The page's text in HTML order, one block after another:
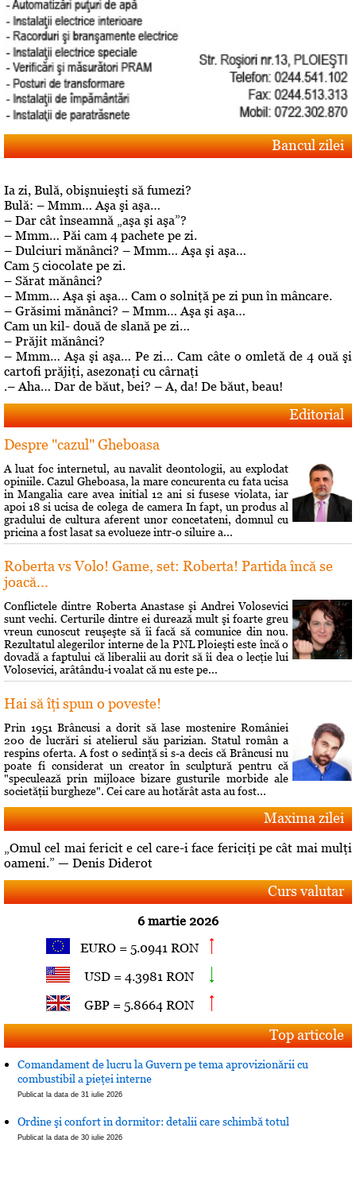
Bancul zilei
Ia zi, Bulă, obişnuieşti să fumezi?
Bulă: – Mmm… Aşa şi aşa…
– Dar cât înseamnă „aşa şi aşa”?
– Mmm… Păi cam 4 pachete pe zi.
– Dulciuri mănânci? – Mmm… Aşa şi aşa…
Cam 5 ciocolate pe zi.
– Sărat mănânci?
– Mmm… Aşa şi aşa… Cam o solniţă pe zi pun în mâncare.
– Grăsimi mănânci? – Mmm… Aşa şi aşa…
Cam un kil- două de slană pe zi…
– Prăjit mănânci?
– Mmm… Aşa şi aşa… Pe zi… Cam câte o omletă de 4 ouă şi
cartofi prăjiţi, asezonaţi cu cârnaţi
.– Aha… Dar de băut, bei? – A, da! De băut, beau!
Editorial
Despre "cazul" Gheboasa
A luat foc internetul, au navalit deontologii, au explodat
opiniile. Cazul Gheboasa, la mare concurenta cu fata ucisa
in Mangalia care avea initial 12 ani si fusese violata, iar
apoi 18 si ucisa de colega de camera In fapt, un produs al
gradului de cultura aferent unor concetateni, domnul cu
pricina a fost lasat sa evolueze intr-o siluire a...
Roberta vs Volo! Game, set: Roberta! Partida încă se
joacă...
Conflictele dintre Roberta Anastase şi Andrei Volosevici
sunt vechi. Certurile dintre ei durează mult şi foarte greu
vreun cunoscut reuşeşte să îi facă să comunice din nou.
Rezultatul alegerilor interne de la PNL Ploieşti este încă o
dovadă a faptului că liberalii au dorit să îi dea o lecţie lui
Volosevici, arâtându-i voalat că nu este pe...
Hai să îţi spun o poveste!
Prin 1951 Brâncusi a dorit să lase mostenire României
200 de lucrări si atelierul său parizian. Statul român a
respins oferta. A fost o sedinţă si s-a decis că Brâncusi nu
poate fi considerat un creator în sculptură pentru că
"speculează prin mijloace bizare gusturile morbide ale
societăţii burgheze". Cei care au hotărât asta au fost...
Maxima zilei
„Omul cel mai fericit e cel care-i face fericiţi pe cât mai mulţi
oameni.” — Denis Diderot
Curs valutar
6 martie 2026
EURO = 5.0941 RON
USD = 4.3981 RON
GBP = 5.8664 RON
Top articole
Comandament de lucru la Guvern pe tema aprovizionării cu
combustibil a pieţei interne
Publicat la data de 31 iulie 2026
Ordine şi confort in dormitor: detalii care schimbă totul
Publicat la data de 30 iulie 2026